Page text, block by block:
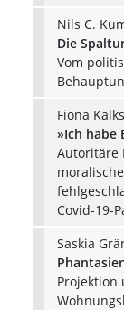
Nils C.
Die
Vom
Fiona
»Ich habe
Autoritäre
Covid-19-
Saskia
Projektion